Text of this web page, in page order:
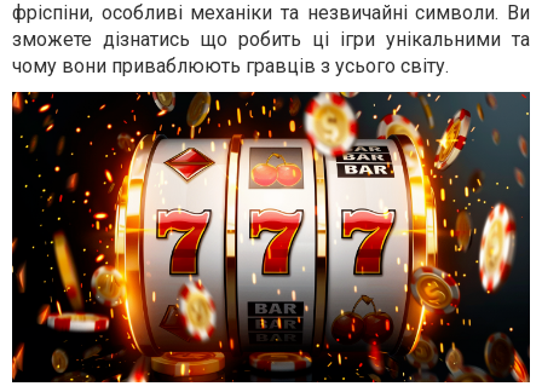
фріспіни, особливі механіки та незвичайні символи. Ви
зможете дізнатись що робить ці ігри унікальними та
чому вони приваблюють гравців з усього світу.